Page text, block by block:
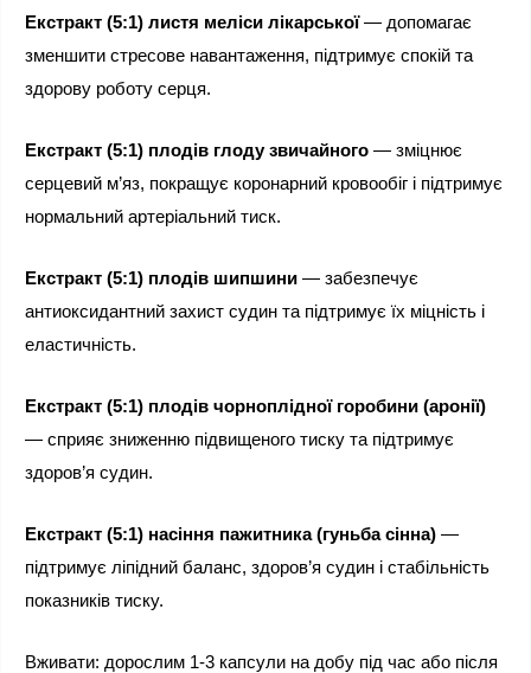
Екстракт (5:1) листя меліси лікарської — допомагає
зменшити стресове навантаження, підтримує спокій та
здорову роботу серця.
Екстракт (5:1) плодів глоду звичайного — зміцнює
серцевий м’яз, покращує коронарний кровообіг і підтримує
нормальний артеріальний тиск.
Екстракт (5:1) плодів шипшини — забезпечує
антиоксидантний захист судин та підтримує їх міцність і
еластичність.
Екстракт (5:1) плодів чорноплідної горобини (аронії)
— сприяє зниженню підвищеного тиску та підтримує
здоров’я судин.
Екстракт (5:1) насіння пажитника (гуньба сінна) —
підтримує ліпідний баланс, здоров’я судин і стабільність
показників тиску.
Вживати: дорослим 1-3 капсули на добу під час або після